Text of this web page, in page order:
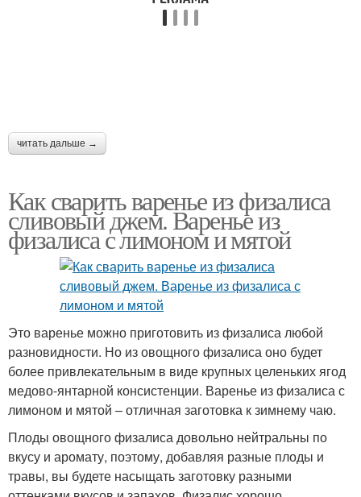
читать дальше →
Как сварить варенье из физалиса
сливовый джем. Варенье из
физалиса с лимоном и мятой
Это варенье можно приготовить из физалиса любой
разновидности. Но из овощного физалиса оно будет
более привлекательным в виде крупных целеньких ягод
медово-янтарной консистенции. Варенье из физалиса с
лимоном и мятой – отличная заготовка к зимнему чаю.
Плоды овощного физалиса довольно нейтральны по
вкусу и аромату, поэтому, добавляя разные плоды и
травы, вы будете насыщать заготовку разными